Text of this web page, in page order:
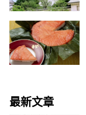
最新文章